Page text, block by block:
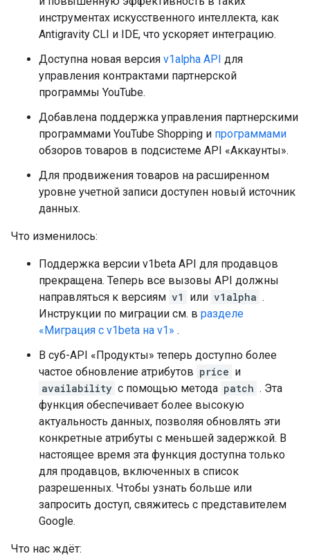
инструментах искусственного интеллекта, как
Antigravity CLI и IDE, что ускоряет интеграцию.
Доступна новая версия v1alpha API для
управления контрактами партнерской
программы YouTube.
Добавлена ​​поддержка управления партнерскими
программами YouTube Shopping и программами
обзоров товаров в подсистеме API «Аккаунты».
Для продвижения товаров на расширенном
уровне учетной записи доступен новый источник
данных.
Что изменилось:
Поддержка версии v1beta API для продавцов
прекращена. Теперь все вызовы API должны
направляться к версиям v1 или v1alpha .
Инструкции по миграции см. в разделе
«Миграция с v1beta на v1» .
В суб-API «Продукты» теперь доступно более
частое обновление атрибутов price и
availability с помощью метода patch . Эта
функция обеспечивает более высокую
актуальность данных, позволяя обновлять эти
конкретные атрибуты с меньшей задержкой. В
настоящее время эта функция доступна только
для продавцов, включенных в список
разрешенных. Чтобы узнать больше или
запросить доступ, свяжитесь с представителем
Google.
Что нас ждёт: